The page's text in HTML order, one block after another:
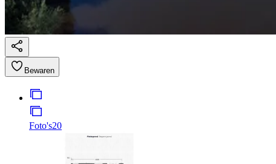
Bewaren
Foto's20